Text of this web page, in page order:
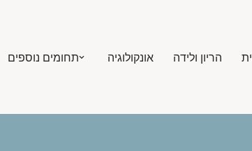
הריון ולידה אונקולוגיה תחומים נוספים